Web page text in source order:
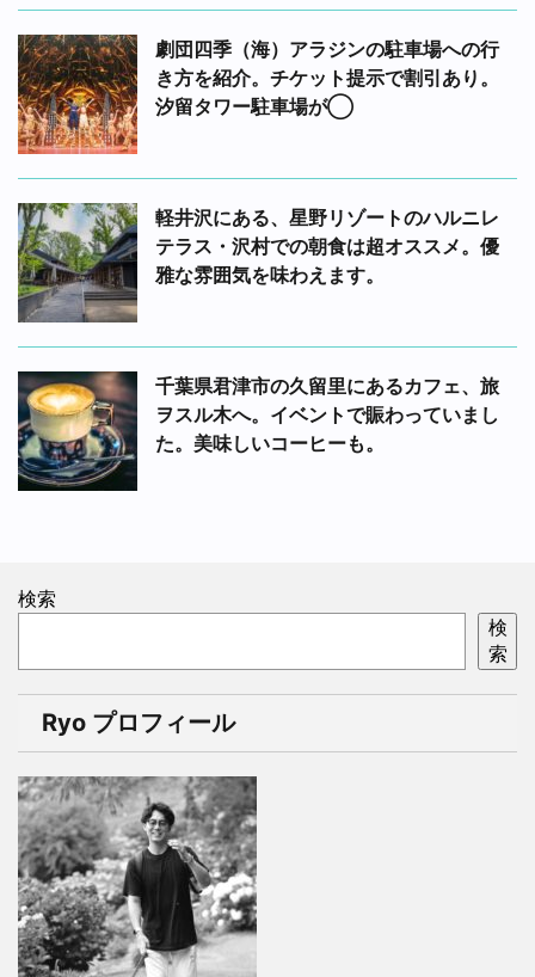
劇団四季（海）アラジンの駐車場への行
き方を紹介。チケット提示で割引あり。
汐留タワー駐車場が◯
軽井沢にある、星野リゾートのハルニレ
テラス・沢村での朝食は超オススメ。優
雅な雰囲気を味わえます。
千葉県君津市の久留里にあるカフェ、旅
ヲスル木へ。イベントで賑わっていまし
た。美味しいコーヒーも。
検索
検
索
Ryo プロフィール